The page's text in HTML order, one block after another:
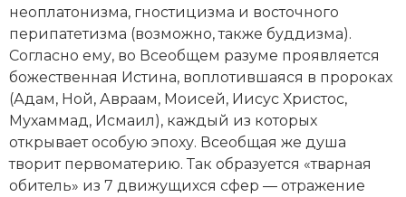
Политическая история
Революции и народные движения
Религия и церковь
Россия
Северная Америка
неоплатонизма, гностицизма и восточного
перипатетизма (возможно, также буддизма).
Согласно ему, во Всеобщем разуме проявляется
божественная Истина, воплотившаяся в пророках
(Адам, Ной, Авраам, Моисей, Иисус Христос,
Мухаммад, Исмаил), каждый из которых
открывает особую эпоху. Всеобщая же душа
творит первоматерию. Так образуется «тварная
обитель» из 7 движущихся сфер — отражение